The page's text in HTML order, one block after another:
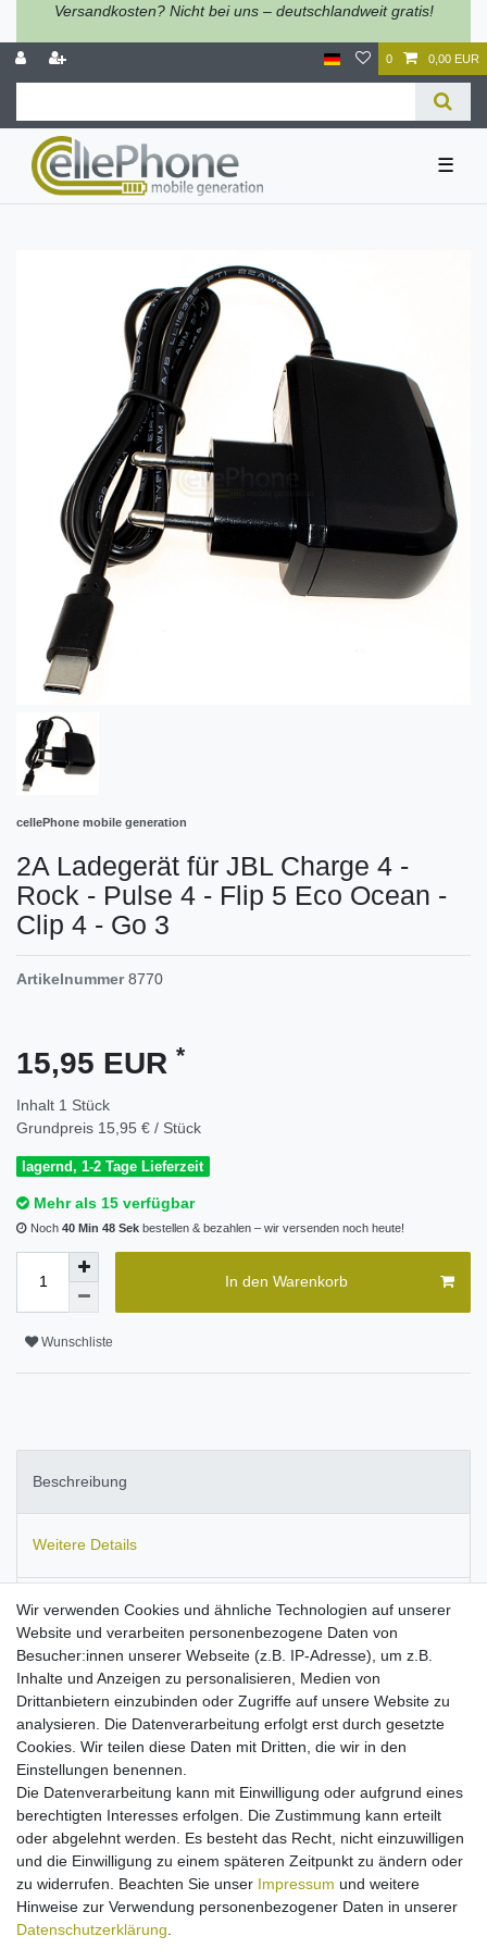
Versandkosten? Nicht bei uns – deutschlandweit gratis!
0 0,00 EUR
☰
cellePhone mobile generation
2A Ladegerät für JBL Charge 4 -
Rock - Pulse 4 - Flip 5 Eco Ocean -
Clip 4 - Go 3
Artikelnummer 8770
15,95 EUR *
Inhalt 1 Stück
Grundpreis 15,95 € / Stück
lagernd, 1-2 Tage Lieferzeit
Mehr als 15 verfügbar
Noch 40 Min 47 Sek bestellen & bezahlen – wir versenden noch heute!
In den Warenkorb
Wunschliste
Beschreibung
Weitere Details
Batterieentsorgung
Informationen zur Produktsicherheit
Passend für JBL Charge 4, Rock, Pulse 4, Flip 5 Eco, Flip 5
Ocean, Clip 4, Go 3.
kompaktesReise-Ladegerätmit flexibler
Eingangsspannung
Input100V-240V ~ 50/60Hz
Ausgangsleistung2A / 5V
Kabellängeca. 1,20m
Wir verwenden Cookies und ähnliche Technologien auf unserer
Website und verarbeiten personenbezogene Daten von
Besucher:innen unserer Webseite (z.B. IP-Adresse), um z.B.
Inhalte und Anzeigen zu personalisieren, Medien von
Drittanbietern einzubinden oder Zugriffe auf unsere Website zu
analysieren. Die Datenverarbeitung erfolgt erst durch gesetzte
Cookies. Wir teilen diese Daten mit Dritten, die wir in den
Einstellungen benennen.
Die Datenverarbeitung kann mit Einwilligung oder aufgrund eines
berechtigten Interesses erfolgen. Die Zustimmung kann erteilt
oder abgelehnt werden. Es besteht das Recht, nicht einzuwilligen
und die Einwilligung zu einem späteren Zeitpunkt zu ändern oder
zu widerrufen. Beachten Sie unser Impressum und weitere
Hinweise zur Verwendung personenbezogener Daten in unserer
Daten­schutz­erklärung